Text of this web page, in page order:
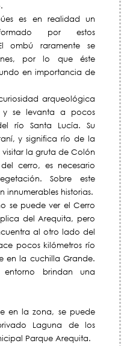
es en realidad un
por estos
ombú raramente se
por lo que éste
en importancia de
arqueológica
y se levanta a pocos
río Santa Lucía. Su
y significa río de la
la gruta de Colón
cerro, es necesario
Sobre este
innumerables historias.
se puede ver el Cerro
del Arequita, pero
al otro lado del
pocos kilómetros río
en la cuchilla Grande.
brindan una
en la zona, se puede
Laguna de los
Parque Arequita.